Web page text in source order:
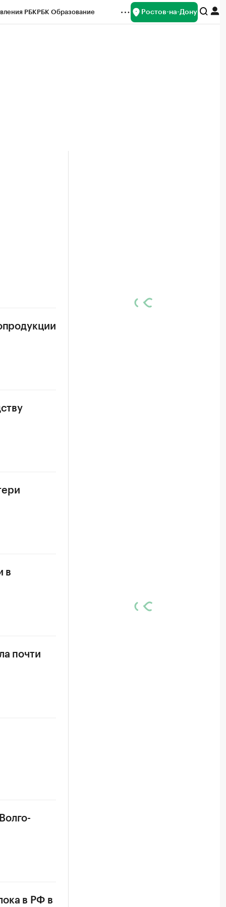
РБКРБК Образование Ростов-на-Дону
в
почти
в РФ в